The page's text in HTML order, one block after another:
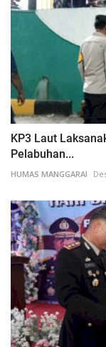
KP3 Laut
Pelabuhan...
HUMAS MANGGARAI